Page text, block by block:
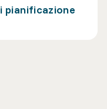
pianificazione